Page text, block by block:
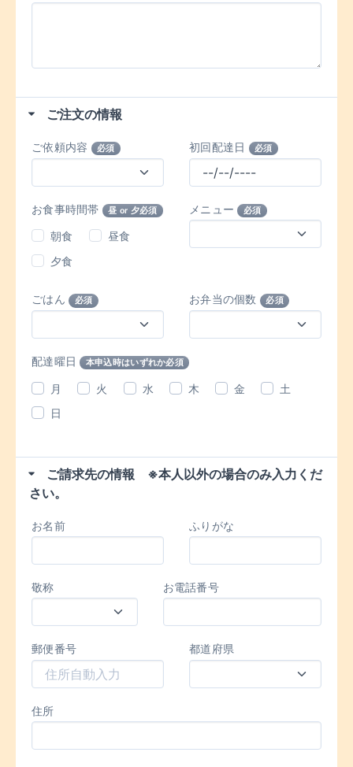
ご注文の情報
ご依頼内容 必須 初回配達日 必須
お食事時間帯 昼 or 夕必須
朝食
昼食
夕食
メニュー 必須
ごはん 必須 お弁当の個数 必須
配達曜日 本申込時はいずれか必須
月 火 水 木 金
土
日
ご請求先の情報 ※本人以外の場合のみ入力くだ
さい。
お名前 ふりがな
敬称 お電話番号
郵便番号 都道府県
住所